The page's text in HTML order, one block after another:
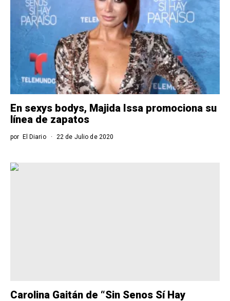
En sexys bodys, Majida Issa promociona su
línea de zapatos
por El Diario 22 de Julio de 2020
Carolina Gaitán de “Sin Senos Sí Hay